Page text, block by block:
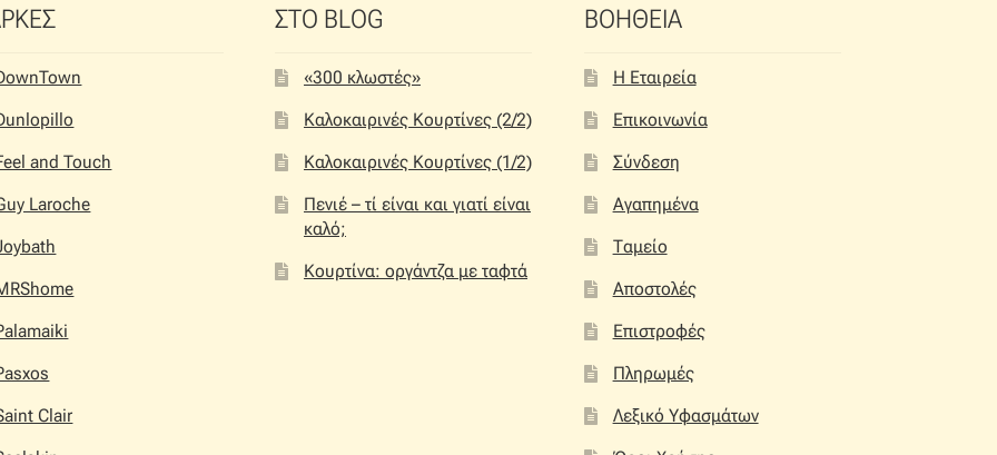
and Touch
Laroche
Clair
ΣΤΟ BLOG
«300 κλωστές»
Καλοκαιρινές Κουρτίνες (2/2)
Καλοκαιρινές Κουρτίνες (1/2)
Πενιέ – τί είναι και γιατί είναι
καλό;
Κουρτίνα: οργάντζα με ταφτά
ΒΟΗΘΕΙΑ
Η Εταιρεία
Επικοινωνία
Σύνδεση
Αγαπημένα
Ταμείο
Αποστολές
Επιστροφές
Πληρωμές
Λεξικό Υφασμάτων